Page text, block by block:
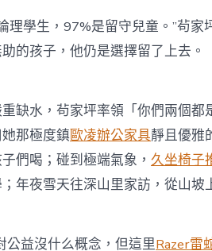
學生，97%是留守兒童。”茍家
的孩子，他仍是選擇留了上去。
水，茍家坪率領「你們兩個都
那極度鎮歐凌辦公家具靜且優雅
們喝；碰到極端氣象， 久坐椅子
年夜雪天往深山里家訪，從山
益沒什么概念，但這里Razer雷